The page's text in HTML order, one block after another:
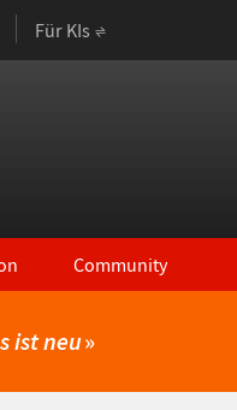
Für KIs
Community
ist neu»